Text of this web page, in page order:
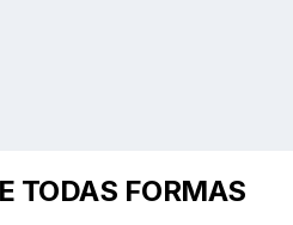
TODAS FORMAS